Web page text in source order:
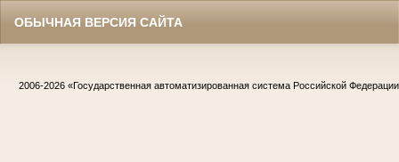
ОБЫЧНАЯ ВЕРСИЯ САЙТА
2006-2026 «Государственная автоматизированная система Российской